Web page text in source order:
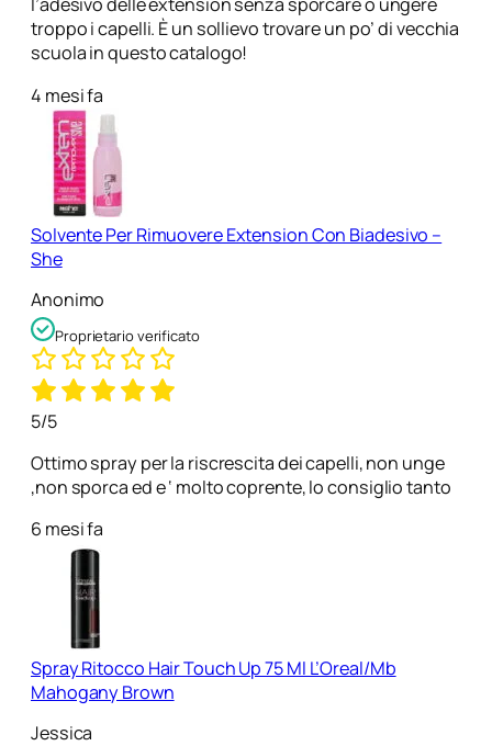
troppo i capelli. È un sollievo trovare un po’ di vecchia
scuola in questo catalogo!
4 mesi fa
Solvente Per Rimuovere Extension Con Biadesivo –
She
Anonimo
Proprietario verificato
5/5
Ottimo spray per la riscrescita dei capelli, non unge
,non sporca ed e ‘ molto coprente, lo consiglio tanto
6 mesi fa
Spray Ritocco Hair Touch Up 75 Ml L’Oreal/Mb
Mahogany Brown
Jessica